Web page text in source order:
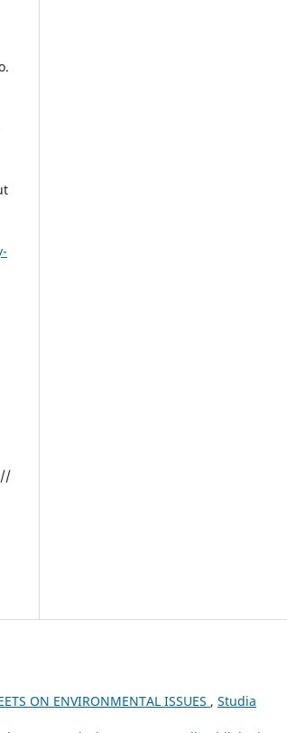
//
ON ENVIRONMENTAL ISSUES , Studia